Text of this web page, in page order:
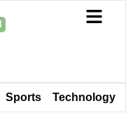
Sports Technology